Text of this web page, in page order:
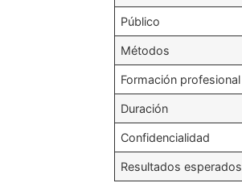
Público
Métodos
Formación profesional
Duración
Confidencialidad
Resultados esperados